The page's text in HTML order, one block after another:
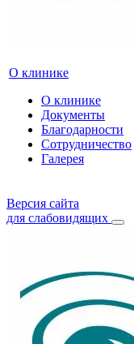
О клинике
О клинике
Документы
Благодарности
Сотрудничество
Галерея
Версия сайта
для слабовидящих